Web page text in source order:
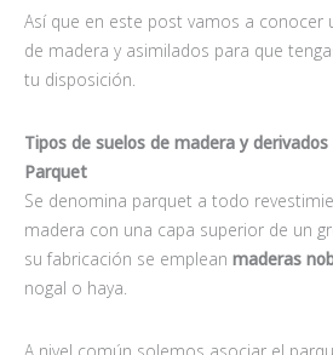
Así que en este post vamos a conocer
de madera y asimilados para que
tu disposición.
Tipos de suelos de madera y derivados
Parquet
Se denomina parquet a todo
madera con una capa superior de un
su fabricación se emplean maderas
nogal o haya.